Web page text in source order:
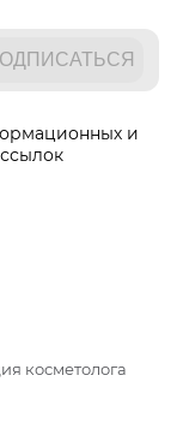
и
косметолога